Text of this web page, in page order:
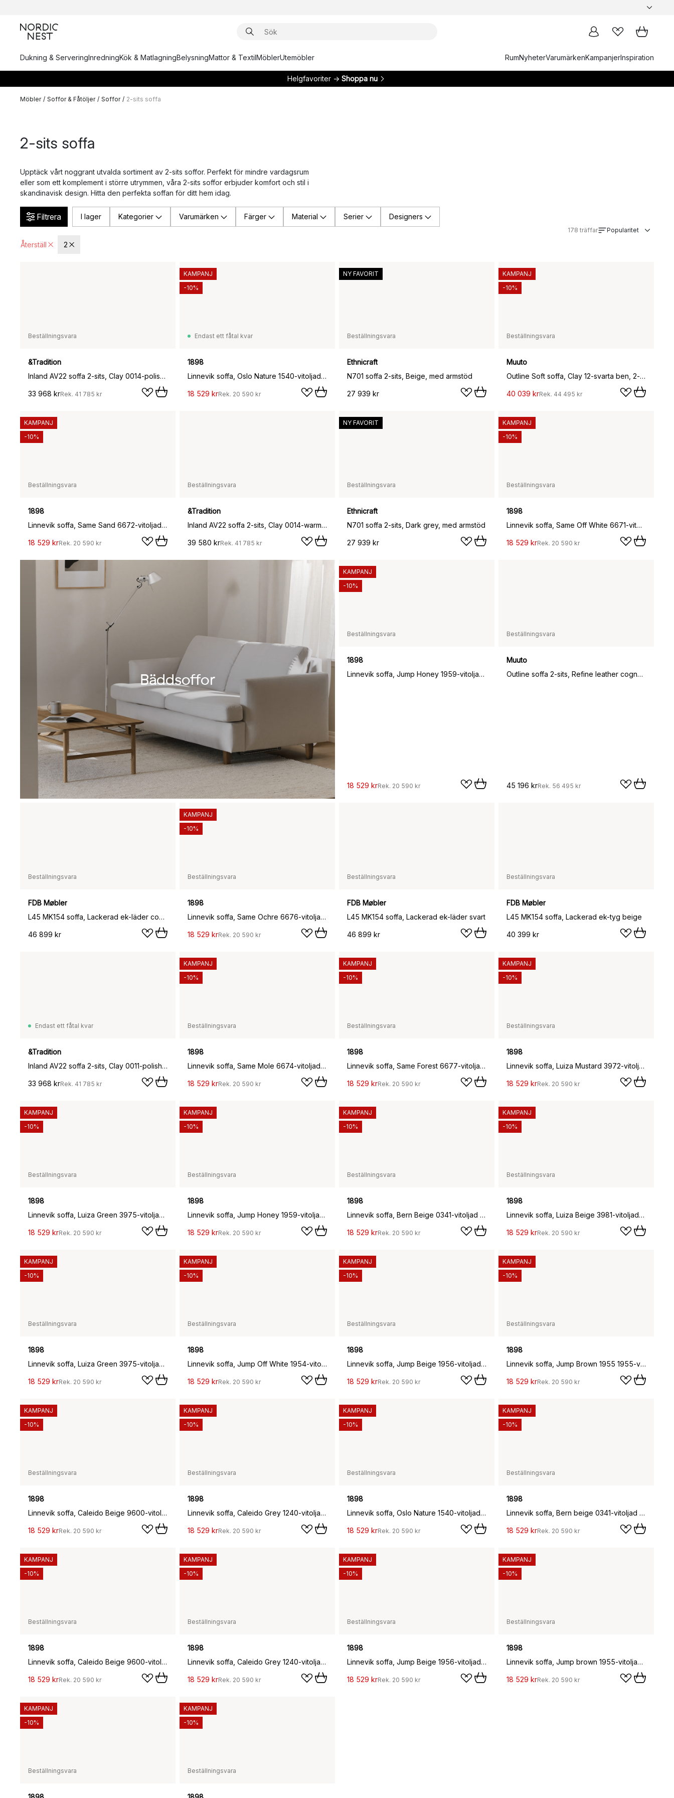
Dukning & ServeringInredningKök & MatlagningBelysningMattor & TextilMöblerUtemöbler RumNyheterVarumärkenKampanjerInspiration
Helgfavoriter → Shoppa nu
Möbler / Soffor & Fåtöljer / Soffor / 2-sits soffa
2-sits soffa
Upptäck vårt noggrant utvalda sortiment av 2-sits soffor. Perfekt för mindre vardagsrum
eller som ett komplement i större utrymmen, våra 2-sits soffor erbjuder komfort och stil i
skandinavisk design. Hitta den perfekta soffan för ditt hem idag.
Filtrera I lager Kategorier Varumärken Färger Material Serier Designers
Återställ 2
178 träffar Popularitet
Beställningsvara
&Tradition
Inland AV22 soffa 2-sits, Clay 0014-polished aluminium
33 968 krRek. 41 785 kr
Endast ett fåtal kvar
1898
Linnevik soffa, Oslo Nature 1540-vitoljad ek, 2-sits, med kappa
18 529 krRek. 20 590 kr
KAMPANJ
-10%
Beställningsvara
Ethnicraft
N701 soffa 2-sits, Beige, med armstöd
27 939 kr
NY FAVORIT
Beställningsvara
Muuto
Outline Soft soffa, Clay 12-svarta ben, 2-sits
40 039 krRek. 44 495 kr
KAMPANJ
-10%
Beställningsvara
1898
Linnevik soffa, Same Sand 6672-vitoljad ek, 2-sits, med kappa
18 529 krRek. 20 590 kr
KAMPANJ
-10%
Beställningsvara
&Tradition
Inland AV22 soffa 2-sits, Clay 0014-warm black
39 580 krRek. 41 785 kr
Beställningsvara
Ethnicraft
N701 soffa 2-sits, Dark grey, med armstöd
27 939 kr
NY FAVORIT
Beställningsvara
1898
Linnevik soffa, Same Off White 6671-vitoljad ek, 2-sits, med kappa
18 529 krRek. 20 590 kr
KAMPANJ
-10%
Bäddsoffor
Beställningsvara
1898
Linnevik soffa, Jump Honey 1959-vitoljad ek, 2-sits
18 529 krRek. 20 590 kr
KAMPANJ
-10%
Beställningsvara
Muuto
Outline soffa 2-sits, Refine leather cognac-Black
45 196 krRek. 56 495 kr
Beställningsvara
FDB Møbler
L45 MK154 soffa, Lackerad ek-läder cognac
46 899 kr
Beställningsvara
1898
Linnevik soffa, Same Ochre 6676-vitoljad ek, 2-sits, med kappa
18 529 krRek. 20 590 kr
KAMPANJ
-10%
Beställningsvara
FDB Møbler
L45 MK154 soffa, Lackerad ek-läder svart
46 899 kr
Beställningsvara
FDB Møbler
L45 MK154 soffa, Lackerad ek-tyg beige
40 399 kr
Endast ett fåtal kvar
&Tradition
Inland AV22 soffa 2-sits, Clay 0011-polished aluminium
33 968 krRek. 41 785 kr
Beställningsvara
1898
Linnevik soffa, Same Mole 6674-vitoljad ek, 2-sits, med kappa
18 529 krRek. 20 590 kr
KAMPANJ
-10%
Beställningsvara
1898
Linnevik soffa, Same Forest 6677-vitoljad ek, 2-sits, med kappa
18 529 krRek. 20 590 kr
KAMPANJ
-10%
Beställningsvara
1898
Linnevik soffa, Luiza Mustard 3972-vitoljad ek, 2-sits, med kappa
18 529 krRek. 20 590 kr
KAMPANJ
-10%
Beställningsvara
1898
Linnevik soffa, Luiza Green 3975-vitoljad ek, 2-sits, med kappa
18 529 krRek. 20 590 kr
KAMPANJ
-10%
Beställningsvara
1898
Linnevik soffa, Jump Honey 1959-vitoljad ek, 2-sits, med kappa
18 529 krRek. 20 590 kr
KAMPANJ
-10%
Beställningsvara
1898
Linnevik soffa, Bern Beige 0341-vitoljad ek, 2-sits
18 529 krRek. 20 590 kr
KAMPANJ
-10%
Beställningsvara
1898
Linnevik soffa, Luiza Beige 3981-vitoljad ek, 2-sits
18 529 krRek. 20 590 kr
KAMPANJ
-10%
Beställningsvara
1898
Linnevik soffa, Luiza Green 3975-vitoljad ek, 2-sits
18 529 krRek. 20 590 kr
KAMPANJ
-10%
Beställningsvara
1898
Linnevik soffa, Jump Off White 1954-vitoljad ek, 2-sits
18 529 krRek. 20 590 kr
KAMPANJ
-10%
Beställningsvara
1898
Linnevik soffa, Jump Beige 1956-vitoljad ek, 2-sits
18 529 krRek. 20 590 kr
KAMPANJ
-10%
Beställningsvara
1898
Linnevik soffa, Jump Brown 1955 1955-vitoljad ek, 2-sits
18 529 krRek. 20 590 kr
KAMPANJ
-10%
Beställningsvara
1898
Linnevik soffa, Caleido Beige 9600-vitoljad ek, 2-sits
18 529 krRek. 20 590 kr
KAMPANJ
-10%
Beställningsvara
1898
Linnevik soffa, Caleido Grey 1240-vitoljad ek, 2-sits
18 529 krRek. 20 590 kr
KAMPANJ
-10%
Beställningsvara
1898
Linnevik soffa, Oslo Nature 1540-vitoljad ek, 2-sits
18 529 krRek. 20 590 kr
KAMPANJ
-10%
Beställningsvara
1898
Linnevik soffa, Bern beige 0341-vitoljad ek, 2-sits, med kappa
18 529 krRek. 20 590 kr
KAMPANJ
-10%
Beställningsvara
1898
Linnevik soffa, Caleido Beige 9600-vitoljad ek, 2-sits, med kappa
18 529 krRek. 20 590 kr
KAMPANJ
-10%
Beställningsvara
1898
Linnevik soffa, Caleido Grey 1240-vitoljad ek, 2-sits, med kappa
18 529 krRek. 20 590 kr
KAMPANJ
-10%
Beställningsvara
1898
Linnevik soffa, Jump Beige 1956-vitoljad ek, 2-sits, med kappa
18 529 krRek. 20 590 kr
KAMPANJ
-10%
Beställningsvara
1898
Linnevik soffa, Jump brown 1955-vitoljad ek, 2-sits, med kappa
18 529 krRek. 20 590 kr
KAMPANJ
-10%
Beställningsvara
KAMPANJ
-10%
Beställningsvara
KAMPANJ
-10%